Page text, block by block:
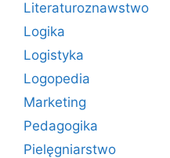
Literaturoznawstwo
Logika
Logistyka
Logopedia
Marketing
Pedagogika
Pielęgniarstwo